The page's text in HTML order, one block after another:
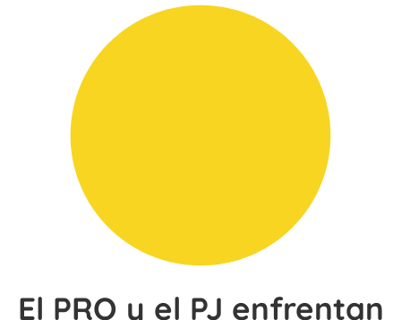
El PRO y el PJ enfrentan